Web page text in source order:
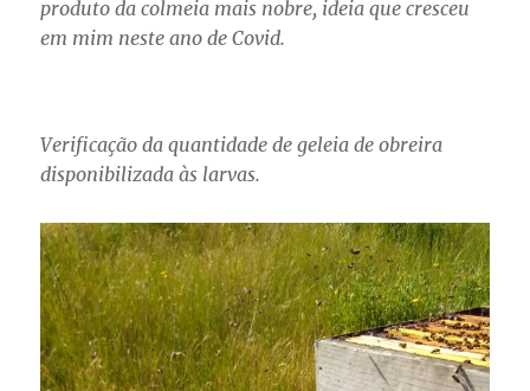
produto da colmeia mais nobre, ideia que cresceu
em mim neste ano de Covid.
Verificação da quantidade de geleia de obreira
disponibilizada às larvas.